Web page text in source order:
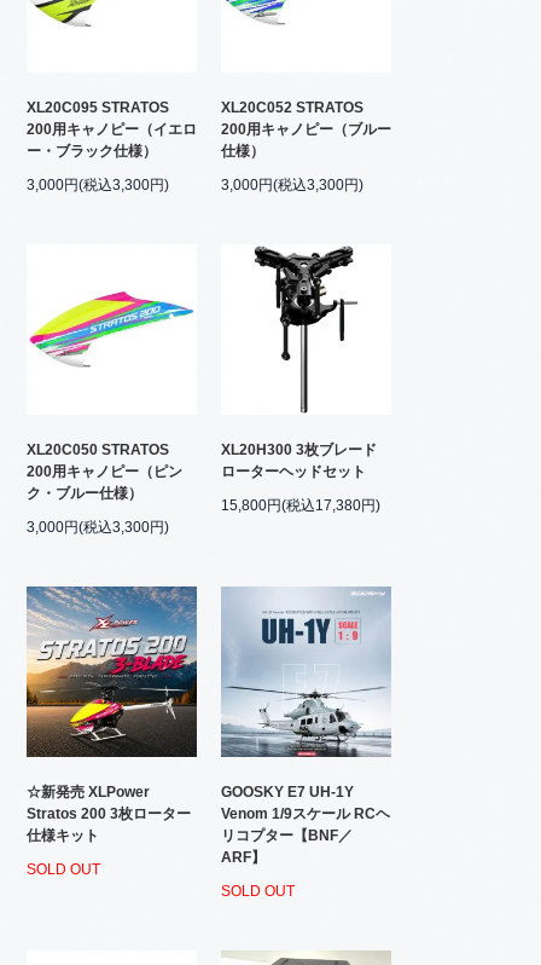
XL20C095 STRATOS
200用キャノピー（イエロ
ー・ブラック仕様）
3,000円(税込3,300円)
XL20C052 STRATOS
200用キャノピー（ブルー
仕様）
3,000円(税込3,300円)
XL20C050 STRATOS
200用キャノピー（ピン
ク・ブルー仕様）
3,000円(税込3,300円)
XL20H300 3枚ブレード
ローターヘッドセット
15,800円(税込17,380円)
☆新発売 XLPower
Stratos 200 3枚ローター
仕様キット
SOLD OUT
GOOSKY E7 UH-1Y
Venom 1/9スケール RCヘ
リコプター【BNF／
ARF】
SOLD OUT